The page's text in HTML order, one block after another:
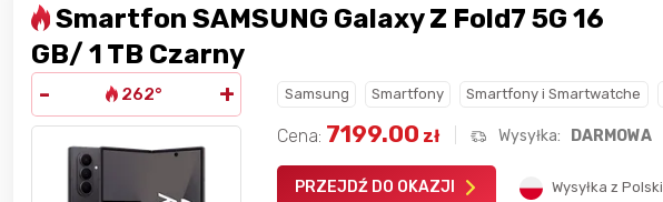
Smartfon SAMSUNG Galaxy Z Fold7 5G 16
GB/ 1 TB Czarny
- 262° + Samsung Smartfony Smartfony i Smartwatche
Cena: 7199.00 zł Wysyłka: DARMOWA
PRZEJDŹ DO OKAZJI Wysyłka z Polski
hanysbo
10 godzin temu USSAgent
13 sekund temu